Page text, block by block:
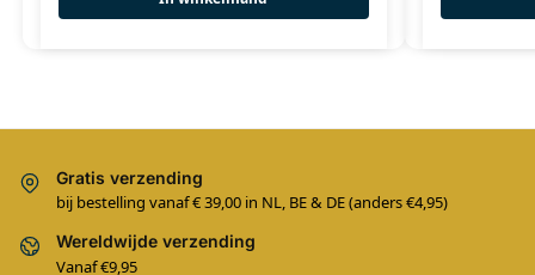
Gratis verzending
bij bestelling vanaf € 39,00 in NL, BE & DE (anders €4,95)
Wereldwijde verzending
Vanaf €9,95